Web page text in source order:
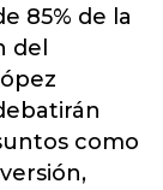
85% de la
del
como